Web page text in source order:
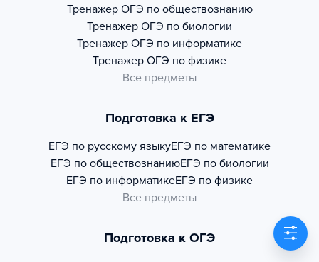
Тренажер ОГЭ по обществознанию
Тренажер ОГЭ по биологии
Тренажер ОГЭ по информатике
Тренажер ОГЭ по физике
Все предметы
Подготовка к ЕГЭ
ЕГЭ по русскому языкуЕГЭ по математике
ЕГЭ по обществознаниюЕГЭ по биологии
ЕГЭ по информатикеЕГЭ по физике
Все предметы
Подготовка к ОГЭ